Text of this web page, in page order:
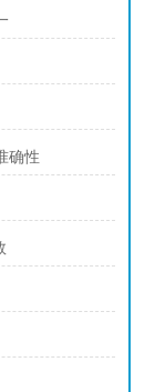
确性